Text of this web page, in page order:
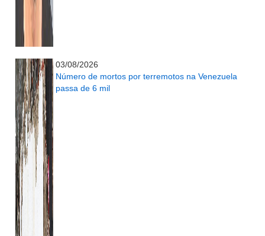
03/08/2026
Número de mortos por terremotos na Venezuela
passa de 6 mil